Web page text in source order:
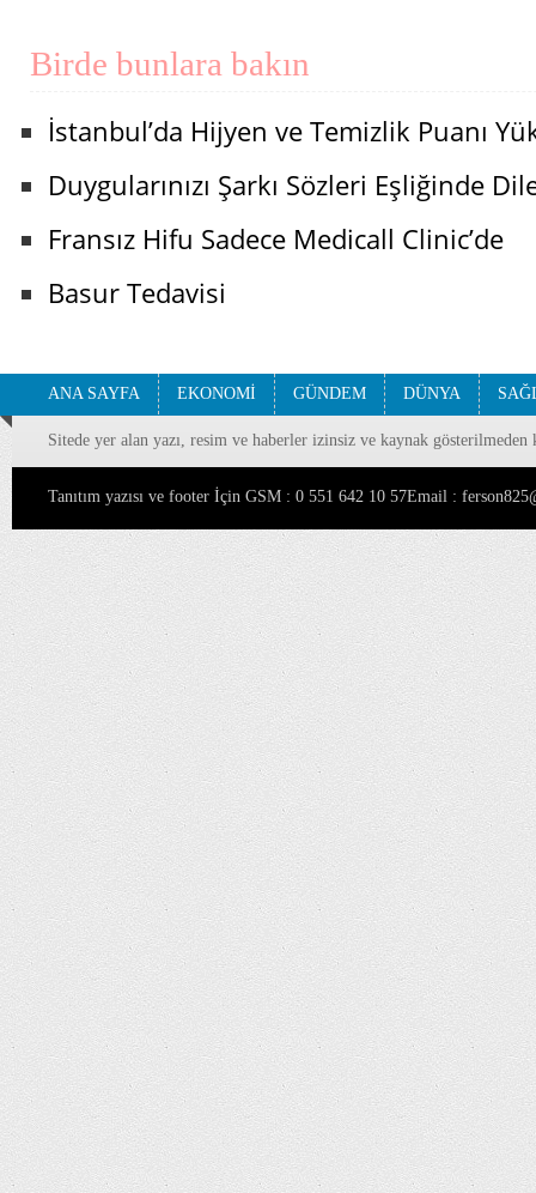
Birde bunlara bakın
İstanbul’da Hijyen ve Temizlik Puanı
Duygularınızı Şarkı Sözleri Eşliğinde
Fransız Hifu Sadece Medicall Clinic’de
Basur Tedavisi
ANA SAYFA EKONOMİ GÜNDEM DÜNYA
Sitede yer alan yazı, resim ve haberler izinsiz ve kaynak gösterilmeden
Tanıtım yazısı ve footer İçin GSM : 0 551 642 10 57Email :